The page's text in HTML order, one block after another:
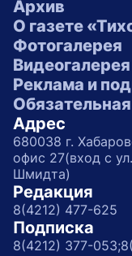
Архив
О газете
Фотогалерея
Видеогалерея
Реклама и
Адрес
680038 г.
офис 27(вход с
Шмидта)
Редакция
8(4212) 477-625
Подписка
8(4212) 377-053;